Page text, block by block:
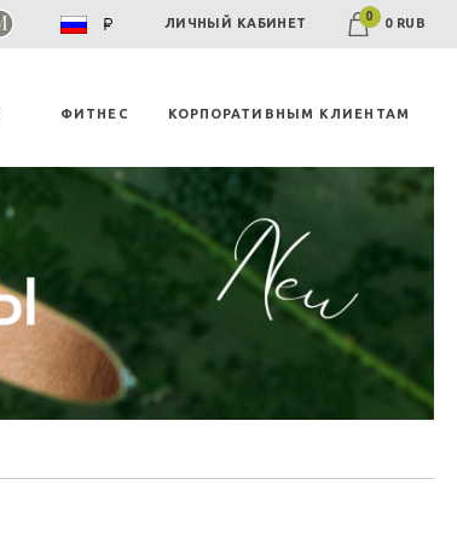
ЛИЧНЫЙ КАБИНЕТ 0 0 RUB
ФИТНЕС КОРПОРАТИВНЫМ КЛИЕНТАМ